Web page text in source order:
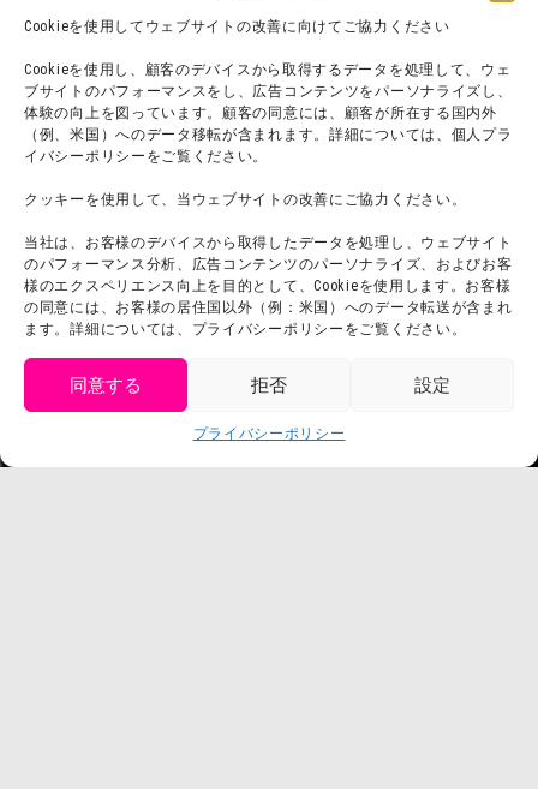
Cookieを使用してウェブサイトの改善に向けてご協力ください
Cookieを使用し、顧客のデバイスから取得するデータを処理して、ウェ
ブサイトのパフォーマンスをし、広告コンテンツをパーソナライズし、
体験の向上を図っています。顧客の同意には、顧客が所在する国内外
（例、米国）へのデータ移転が含まれます。詳細については、個人プラ
イバシーポリシーをご覧ください。
クッキーを使用して、当ウェブサイトの改善にご協力ください。
当社は、お客様のデバイスから取得したデータを処理し、ウェブサイト
のパフォーマンス分析、広告コンテンツのパーソナライズ、およびお客
様のエクスペリエンス向上を目的として、Cookieを使用します。お客様
の同意には、お客様の居住国以外（例：米国）へのデータ転送が含まれ
ます。詳細については、プライバシーポリシーをご覧ください。
同意する 拒否 設定
プライバシーポリシー
団体利用について
お問い合わせ
利用規約
プライバシーポリシー
プレスリリース
メディア掲載実績
会社概要
スタッフ募集